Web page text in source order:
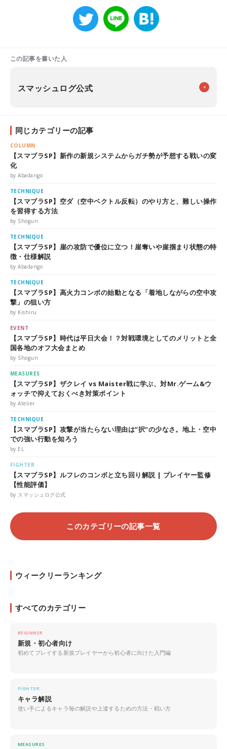
この記事を書いた人
スマッシュログ公式
同じカテゴリーの記事
COLUMN
【スマブラSP】新作の新規システムからガチ勢が予想する戦いの変
化
by Abadango
TECHNIQUE
【スマブラSP】空ダ（空中ベクトル反転）のやり方と、難しい操作
を習得する方法
by Shogun
TECHNIQUE
【スマブラSP】崖の攻防で優位に立つ！崖奪いや崖掴まり状態の特
徴・仕様解説
by Abadango
TECHNIQUE
【スマブラSP】高火力コンボの始動となる「着地しながらの空中攻
撃」の狙い方
by Kishiru
EVENT
【スマブラSP】時代は平日大会！？対戦環境としてのメリットと全
国各地のオフ大会まとめ
by Shogun
MEASURES
【スマブラSP】ザクレイ vs Maister戦に学ぶ、対Mr.ゲーム&ウ
ォッチで抑えておくべき対策ポイント
by Atelier
TECHNIQUE
【スマブラSP】攻撃が当たらない理由は”択”の少なさ。地上・空中
での強い行動を知ろう
by EL
FIGHTER
【スマブラSP】ルフレのコンボと立ち回り解説 | プレイヤー監修
【性能評価】
by スマッシュログ公式
このカテゴリーの記事一覧
ウィークリーランキング
すべてのカテゴリー
BEGINNER
新規・初心者向け
初めてプレイする新規プレイヤーから初心者に向けた入門編
FIGHTER
キャラ解説
使い手によるキャラ毎の解説や上達するための方法・戦い方
MEASURES